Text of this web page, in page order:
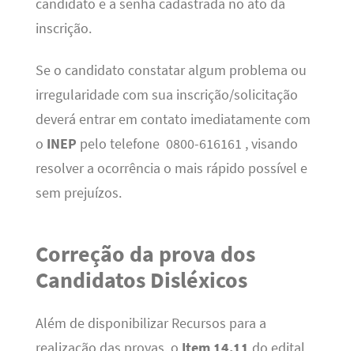
candidato e a senha cadastrada no ato da
inscrição.
Se o candidato constatar algum problema ou
irregularidade com sua inscrição/solicitação
deverá entrar em contato imediatamente com
o INEP pelo telefone 0800-616161 , visando
resolver a ocorrência o mais rápido possível e
sem prejuízos.
Correção da prova dos
Candidatos Disléxicos
Além de disponibilizar Recursos para a
realização das provas, o Item 14.11 do edital